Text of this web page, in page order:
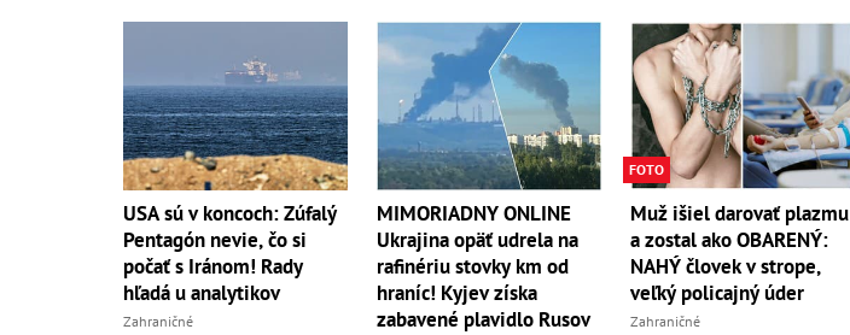
USA sú v koncoch: Zúfalý
Pentagón nevie, čo si
počať s Iránom! Rady
hľadá u analytikov
Zahraničné
MIMORIADNY ONLINE
Ukrajina opäť udrela na
rafinériu stovky km od
hraníc! Kyjev získa
zabavené plavidlo Rusov
FOTO
Muž išiel darovať plazmu
a zostal ako OBARENÝ:
NAHÝ človek v strope,
veľký policajný úder
Zahraničné